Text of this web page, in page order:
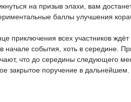
на призыв элахи, вам
баллы улучшения
приключения всех участников
начале события, хоть в середине.
что до середины следующего
закрытое поручение в дальнейшем.